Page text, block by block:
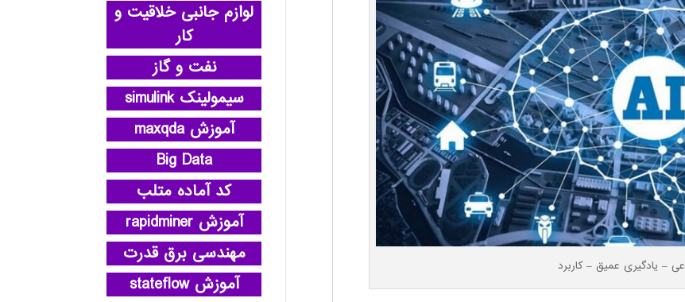
– یادگیری عمیق – کاربرد
لوازم جانبی خلاقیت و
کار
نفت و گاز
سیمولینک simulink
آموزش maxqda
Big Data
کد آماده متلب
آموزش rapidminer
مهندسی برق قدرت
آموزش stateflow